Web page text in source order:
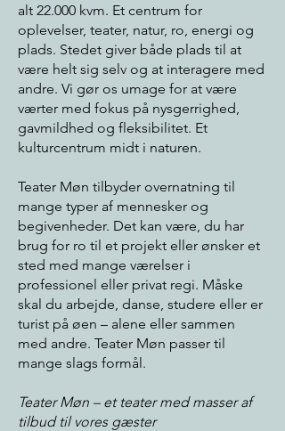
alt 22.000 kvm. Et centrum for
oplevelser, teater, natur, ro, energi og
plads. Stedet giver både plads til at
være helt sig selv og at interagere med
andre. Vi gør os umage for at være
værter med fokus på nysgerrighed,
gavmildhed og fleksibilitet. Et
kulturcentrum midt i naturen.
Teater Møn tilbyder overnatning til
mange typer af mennesker og
begivenheder. Det kan være, du har
brug for ro til et projekt eller ønsker et
sted med mange værelser i
professionel eller privat regi. Måske
skal du arbejde, danse, studere eller er
turist på øen – alene eller sammen
med andre. Teater Møn passer til
mange slags formål.
Teater Møn – et teater med masser af
tilbud til vores gæster